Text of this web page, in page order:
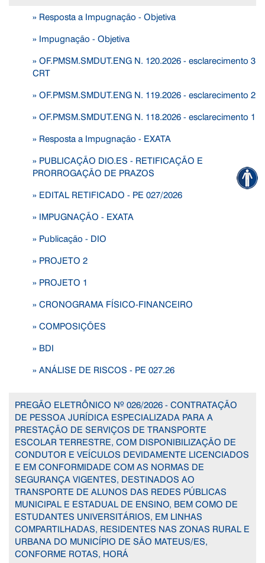
» Resposta a Impugnação - Objetiva
» Impugnação - Objetiva
» OF.PMSM.SMDUT.ENG N. 120.2026 - esclarecimento 3
CRT
» OF.PMSM.SMDUT.ENG N. 119.2026 - esclarecimento 2
» OF.PMSM.SMDUT.ENG N. 118.2026 - esclarecimento 1
» Resposta a Impugnação - EXATA
» PUBLICAÇÃO DIO.ES - RETIFICAÇÃO E
PRORROGAÇÃO DE PRAZOS
» EDITAL RETIFICADO - PE 027/2026
» IMPUGNAÇÃO - EXATA
» Publicação - DIO
» PROJETO 2
» PROJETO 1
» CRONOGRAMA FÍSICO-FINANCEIRO
» COMPOSIÇÕES
» BDI
» ANÁLISE DE RISCOS - PE 027.26
PREGÃO ELETRÔNICO Nº 026/2026 - CONTRATAÇÃO
DE PESSOA JURÍDICA ESPECIALIZADA PARA A
PRESTAÇÃO DE SERVIÇOS DE TRANSPORTE
ESCOLAR TERRESTRE, COM DISPONIBILIZAÇÃO DE
CONDUTOR E VEÍCULOS DEVIDAMENTE LICENCIADOS
E EM CONFORMIDADE COM AS NORMAS DE
SEGURANÇA VIGENTES, DESTINADOS AO
TRANSPORTE DE ALUNOS DAS REDES PÚBLICAS
MUNICIPAL E ESTADUAL DE ENSINO, BEM COMO DE
ESTUDANTES UNIVERSITÁRIOS, EM LINHAS
COMPARTILHADAS, RESIDENTES NAS ZONAS RURAL E
URBANA DO MUNICÍPIO DE SÃO MATEUS/ES,
CONFORME ROTAS, HORÁ